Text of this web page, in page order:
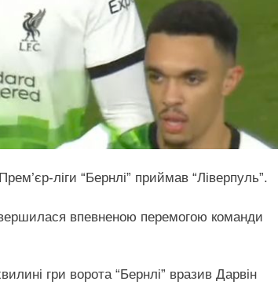
ліги “Бернлі” приймав “Ліверпуль”.
впевненою перемогою команди
гри ворота “Бернлі” вразив Дарвін